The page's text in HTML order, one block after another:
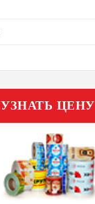
УЗНАТЬ ЦЕНУ